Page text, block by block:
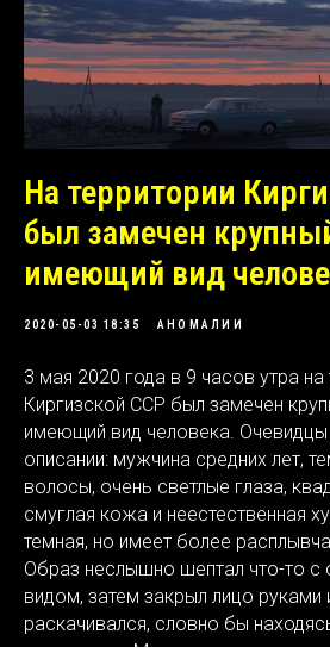
На территории
был замечен
имеющий вид
2020-05-03 18:35 АНОМАЛИИ
3 мая 2020 года в 9 часов утра на
Киргизской ССР был замечен
имеющий вид человека. Очевидцы
описании: мужчина средних лет,
волосы, очень светлые глаза,
смуглая кожа и неестественная
темная, но имеет более
Образ неслышно шептал что-то с
видом, затем закрыл лицо руками
раскачивался, словно бы